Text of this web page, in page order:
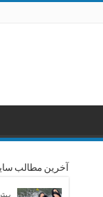
آخرین مطالب